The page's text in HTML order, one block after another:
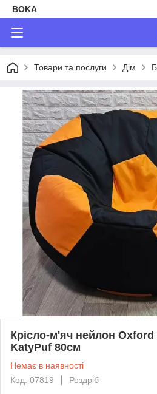
BOKA
Товари та послуги Дім
Крісло-м'яч нейлон
KatyPuf 80см
Немає в наявності
Код: 07819
Роздріб